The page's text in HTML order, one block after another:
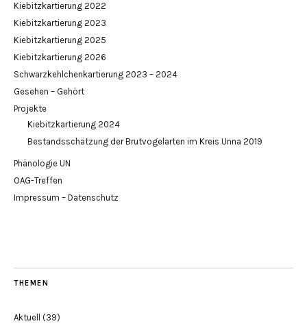
Kiebitzkartierung 2022
Kiebitzkartierung 2023
Kiebitzkartierung 2025
Kiebitzkartierung 2026
Schwarzkehlchenkartierung 2023 – 2024
Gesehen – Gehört
Projekte
Kiebitzkartierung 2024
Bestandsschätzung der Brutvogelarten im Kreis Unna 2019
Phänologie UN
OAG-Treffen
Impressum – Datenschutz
THEMEN
Aktuell (39)